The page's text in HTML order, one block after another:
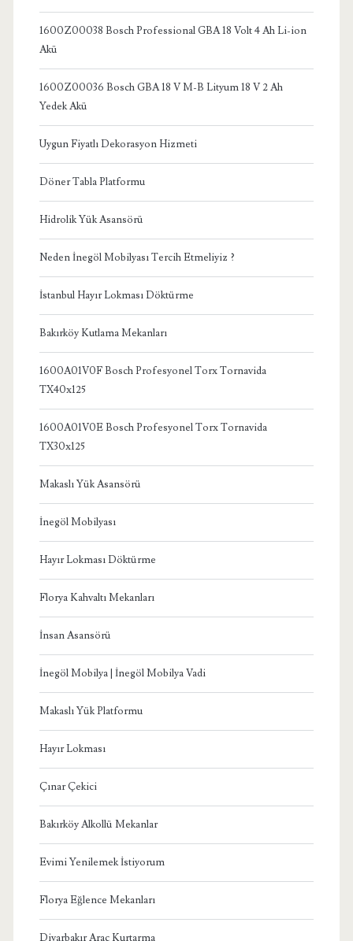
1600Z00038 Bosch Professional GBA 18 Volt 4 Ah Li-ion
Akü
1600Z00036 Bosch GBA 18 V M-B Lityum 18 V 2 Ah
Yedek Akü
Uygun Fiyatlı Dekorasyon Hizmeti
Döner Tabla Platformu
Hidrolik Yük Asansörü
Neden İnegöl Mobilyası Tercih Etmeliyiz ?
İstanbul Hayır Lokması Döktürme
Bakırköy Kutlama Mekanları
1600A01V0F Bosch Profesyonel Torx Tornavida
TX40x125
1600A01V0E Bosch Profesyonel Torx Tornavida
TX30x125
Makaslı Yük Asansörü
İnegöl Mobilyası
Hayır Lokması Döktürme
Florya Kahvaltı Mekanları
İnsan Asansörü
İnegöl Mobilya | İnegöl Mobilya Vadi
Makaslı Yük Platformu
Hayır Lokması
Çınar Çekici
Bakırköy Alkollü Mekanlar
Evimi Yenilemek İstiyorum
Florya Eğlence Mekanları
Diyarbakır Araç Kurtarma